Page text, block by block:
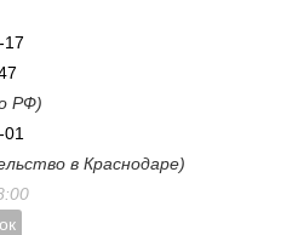
17
РФ)
в Краснодаре)